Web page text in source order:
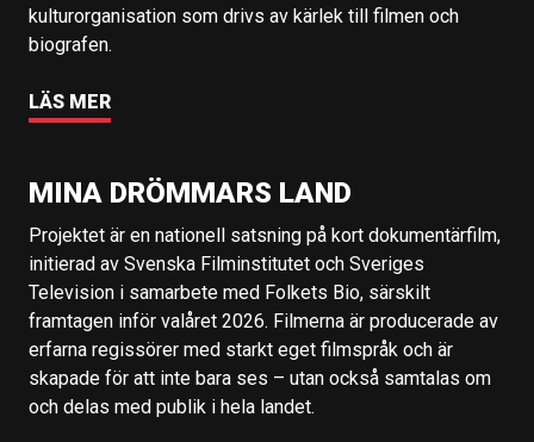
kulturorganisation som drivs av kärlek till filmen och
biografen.
LÄS MER
MINA DRÖMMARS LAND
Projektet är en nationell satsning på kort dokumentärfilm,
initierad av Svenska Filminstitutet och Sveriges
Television i samarbete med Folkets Bio, särskilt
framtagen inför valåret 2026. Filmerna är producerade av
erfarna regissörer med starkt eget filmspråk och är
skapade för att inte bara ses – utan också samtalas om
och delas med publik i hela landet.